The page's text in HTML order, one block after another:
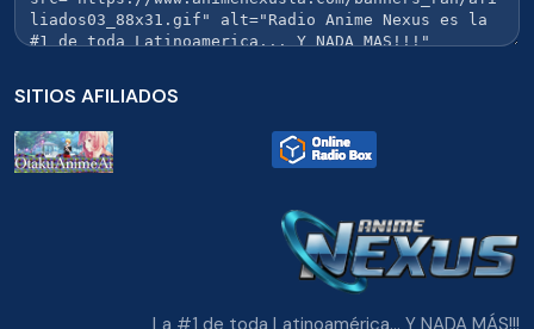
SITIOS AFILIADOS